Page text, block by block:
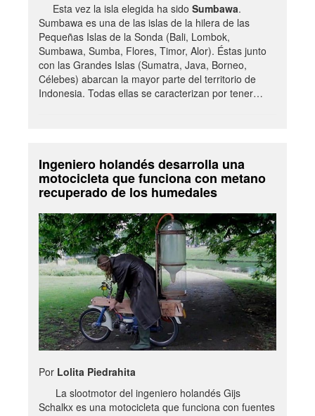
Esta vez la isla elegida ha sido Sumbawa.
Sumbawa es una de las islas de la hilera de las
Pequeñas Islas de la Sonda (Bali, Lombok,
Sumbawa, Sumba, Flores, Timor, Alor). Éstas junto
con las Grandes Islas (Sumatra, Java, Borneo,
Célebes) abarcan la mayor parte del territorio de
Indonesia. Todas ellas se caracterizan por tener…
Ingeniero holandés desarrolla una
motocicleta que funciona con metano
recuperado de los humedales
Por Lolita Piedrahita
La slootmotor del ingeniero holandés Gijs
Schalkx es una motocicleta que funciona con fuentes